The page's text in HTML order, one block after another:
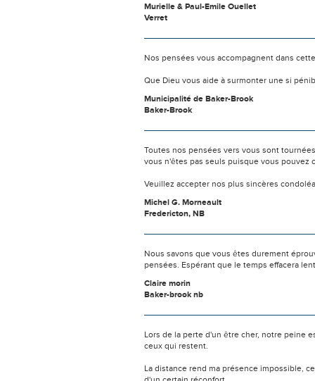
Murielle & Paul-Emile Ouellet
Verret
Nos pensées vous accompagnent dans
Que Dieu vous aide à surmonter une si
Municipalité de Baker-Brook
Baker-Brook
Toutes nos pensées vers vous sont
vous n'êtes pas seuls puisque vous pouvez
Veuillez accepter nos plus sincères
Michel G. Morneault
Fredericton, NB
Nous savons que vous êtes durement
pensées. Espérant que le temps effacera
Claire morin
Baker-brook nb
Lors de la perte d'un être cher, notre peine
ceux qui restent.
La distance rend ma présence impossible,